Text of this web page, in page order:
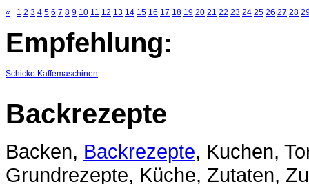
« 1 2 3 4 5 6 7 8 9 10 11 12 13 14 15 16 17 18 19 20 21 22 23 24 25 26 27 28
Empfehlung:
Schicke Kaffemaschinen
Backrezepte
Backen, Backrezepte, Kuchen,
Grundrezepte, Küche, Zutaten,